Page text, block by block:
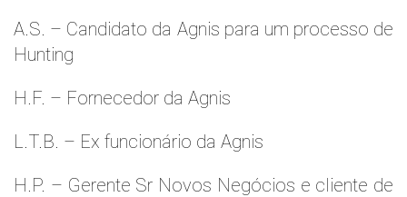
A.S. – Candidato da Agnis para um processo de
Hunting
H.F. – Fornecedor da Agnis
L.T.B. – Ex funcionário da Agnis
H.P. – Gerente Sr Novos Negócios e cliente de